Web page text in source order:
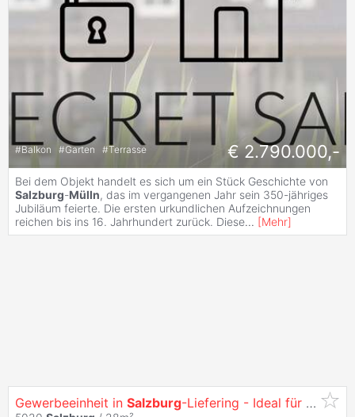
#Balkon #Garten #Terrasse € 2.790.000,-
Bei dem Objekt handelt es sich um ein Stück Geschichte von
Salzburg-Mülln, das im vergangenen Jahr sein 350-jähriges
Jubiläum feierte. Die ersten urkundlichen Aufzeichnungen
reichen bis ins 16. Jahrhundert zurück. Diese... [Mehr]
Gewerbeeinheit in Salzburg-Liefering - Ideal für Praxis,